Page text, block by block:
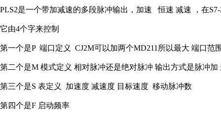
PLS2是一个带加减速的多段脉冲输出，加速 恒速 减速 ，在
它由4个字来控制
第一个是P 端口定义 CJ2M可以加两个MD211所以最大 端口范
第二个是M 模式定义 相对脉冲还是绝对脉冲 输出方式是脉冲加
第三个是S 表定义 加速度 减速度 目标速度 移动脉冲数
第四个是F 启动频率